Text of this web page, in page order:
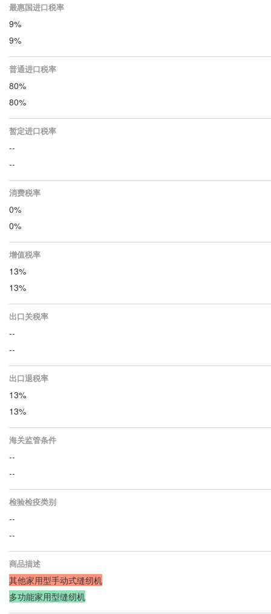
最惠国进口税率
9%
9%
普通进口税率
80%
80%
暂定进口税率
--
--
消费税率
0%
0%
增值税率
13%
13%
出口关税率
--
--
出口退税率
13%
13%
海关监管条件
--
--
检验检疫类别
--
--
商品描述
其他家用型手动式缝纫机
多功能家用型缝纫机